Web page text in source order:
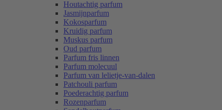
Houtachtig parfum
Jasmijnparfum
Kokosparfum
Kruidig parfum
Muskus parfum
Oud parfum
Parfum fris linnen
Parfum molecuul
Parfum van lelietje-van-dalen
Patchouli parfum
Poederachtig parfum
Rozenparfum